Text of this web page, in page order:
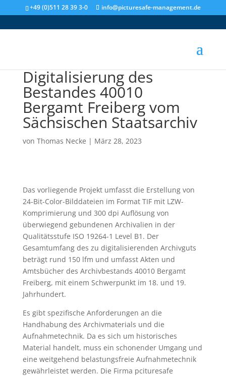
+49 (0)511 28 39 3-0 info@picturesafe-management.de
Digitalisierung des
Bestandes 40010
Bergamt Freiberg vom
Sächsischen Staatsarchiv
von Thomas Necke | März 28, 2023
Das vorliegende Projekt umfasst die Erstellung von
24-Bit-Color-Bilddateien im Format TIF mit LZW-
Komprimierung und 300 dpi Auflösung von
überwiegend gebundenen Archivalien in der
Qualitätsstufe ISO 19264-1 Level B1. Der
Gesamtumfang des zu digitalisierenden Archivguts
beträgt rund 150 lfm und umfasst Akten und
Amtsbücher des Archivbestands 40010 Bergamt
Freiberg, mit einem Schwerpunkt im 18. und 19.
Jahrhundert.
Es gibt spezifische Anforderungen an die
Handhabung des Archivmaterials und die
Aufnahmetechnik. Da es sich um historisches
Material handelt, muss ein schonender Umgang und
eine weitgehend belastungsfreie Aufnahmetechnik
gewährleistet werden. Die Firma pcituresafe